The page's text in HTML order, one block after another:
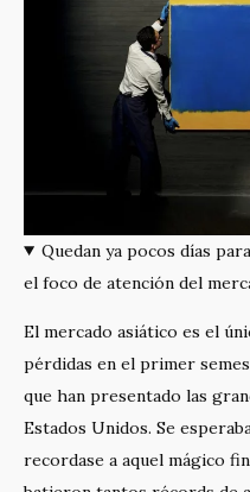
Quedan ya pocos días
el foco de atención del
El mercado asiático es el
pérdidas en el primer
que han presentado las
Estados Unidos. Se
recordase a aquel mágico